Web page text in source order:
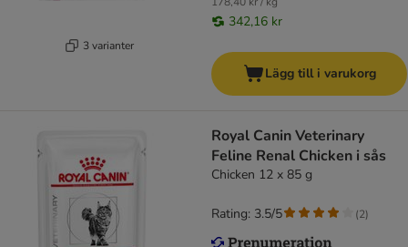
3 varianter
342,16 kr
Lägg till i varukorg
Royal Canin Veterinary
Feline Renal Chicken i sås
Chicken 12 x 85 g
Rating: 3.5/5 (2)